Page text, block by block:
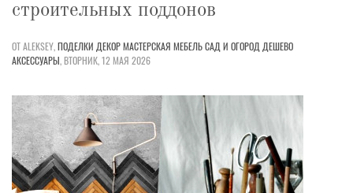
строительных поддонов
ОТ ALEKSEY,ПОДЕЛКИ ДЕКОРМАСТЕРСКАЯ МЕБЕЛЬСАД И ОГОРОД ДЕШЕВО
АКСЕССУАРЫ,ВТОРНИК, 12 МАЯ 2026